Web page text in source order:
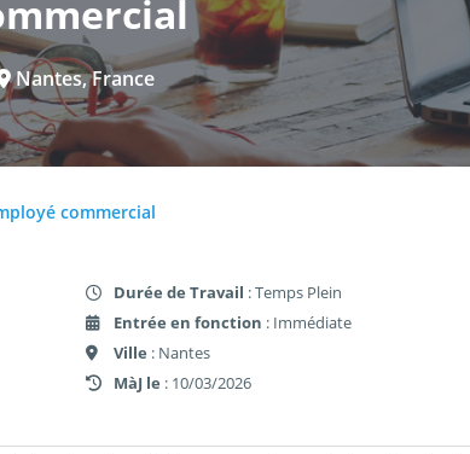
Nantes, France
commercial
Durée de Travail : Temps Plein
Entrée en fonction : Immédiate
Ville : Nantes
MàJ le : 10/03/2026